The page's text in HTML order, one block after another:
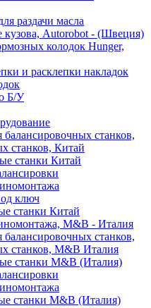
раздачи масла
кузова, Autorobot - (Швеция)
колодок Hunger,
и расклепки накладок
Б/У
балансировочных станков,
станков, Китай
станки Китай
ключ
станки Китай
M&B - Италия
балансировочных станков,
станков, M&B Италия
станки M&B (Италия)
станки M&B (Италия)